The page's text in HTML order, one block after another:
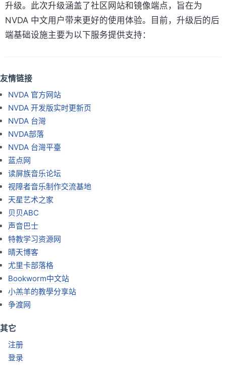
升级。此次升级涵盖了社区网站和镜像端点，旨在为
NVDA 中文用户带来更好的使用体验。目前，升级后的后
端基础设施主要为以下服务提供支持：
友情链接
NVDA 官方网站
NVDA 开发版实时更新页
NVDA 台灣
NVDA部落
NVDA 台灣平臺
蓝点网
读屏族音乐论坛
视障者音乐制作交流基地
天星艺术之家
贝贝ABC
声音巴士
特教学习资源网
晴天博客
尤里卡部落格
Bookworm中文站
小羔羊的教學分享站
争渡网
其它
注册
登录